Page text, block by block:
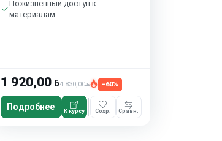
Пожизненный доступ к
материалам
1 920,00ƃ4 830,00ƃ −60%
Подробнее К курсу Сохр. Сравн.